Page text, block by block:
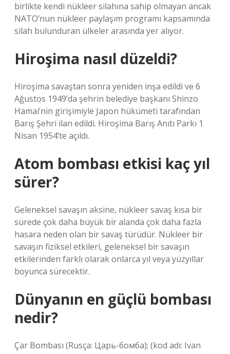
birlikte kendi nükleer silahına sahip olmayan ancak
NATO’nun nükleer paylaşım programı kapsamında
silah bulunduran ülkeler arasında yer alıyor.
Hiroşima nasıl düzeldi?
Hiroşima savaştan sonra yeniden inşa edildi ve 6
Ağustos 1949’da şehrin belediye başkanı Shinzo
Hamai’nin girişimiyle Japon hükümeti tarafından
Barış Şehri ilan edildi. Hiroşima Barış Anıtı Parkı 1
Nisan 1954’te açıldı.
Atom bombası etkisi kaç yıl
sürer?
Geleneksel savaşın aksine, nükleer savaş kısa bir
sürede çok daha büyük bir alanda çok daha fazla
hasara neden olan bir savaş türüdür. Nükleer bir
savaşın fiziksel etkileri, geleneksel bir savaşın
etkilerinden farklı olarak onlarca yıl veya yüzyıllar
boyunca sürecektir.
Dünyanın en güçlü bombası
nedir?
Çar Bombası (Rusça: Царь-бомба); (kod adı: Ivan